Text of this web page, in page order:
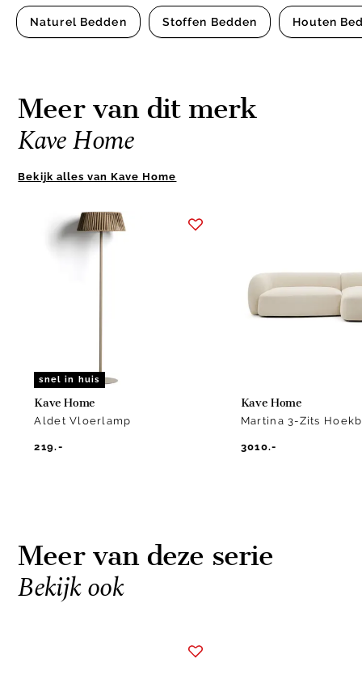
Naturel Bedden Stoffen Bedden Houten
Meer van dit merk
Kave Home
Bekijk alles van Kave Home
snel in huis
Kave Home
Aldet Vloerlamp
219.-
Kave Home
Martina 3-Zits
3010.-
Meer van deze serie
Bekijk ook